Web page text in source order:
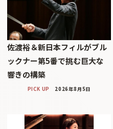
佐渡裕＆新日本フィルがブル
ックナー第5番で挑む巨大な
響きの構築
PICK UP 2026年8月5日